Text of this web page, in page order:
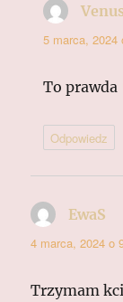
5 marca, 2024
To prawda
Odpowiedz
EwaS
4 marca, 2024 o
Trzymam